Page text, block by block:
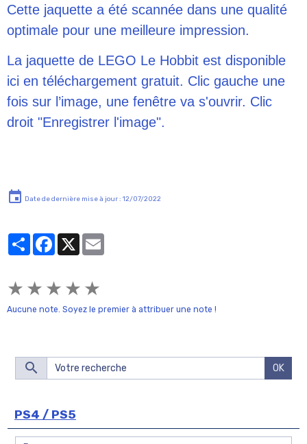
Cette jaquette a été scannée dans une qualité
optimale pour une meilleure impression.
La jaquette de LEGO Le Hobbit est disponible
ici en téléchargement gratuit. Clic gauche une
fois sur l’image, une fenêtre va s'ouvrir. Clic
droit "Enregistrer l'image".
Date de dernière mise à jour : 12/07/2022
PartagerFacebook
X
★ ★ ★ ★ ★
Aucune note. Soyez le premier à attribuer une note !
OK
PS4 / PS5